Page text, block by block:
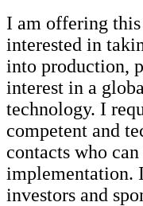
I am offering
interested in
into production,
interest in a
technology. I
competent and
contacts who
implementation.
investors and